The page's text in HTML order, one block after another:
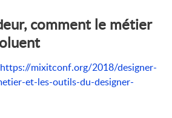
comment le métier
https://mixitconf.org/2018/designer-
et-les-outils-du-designer-